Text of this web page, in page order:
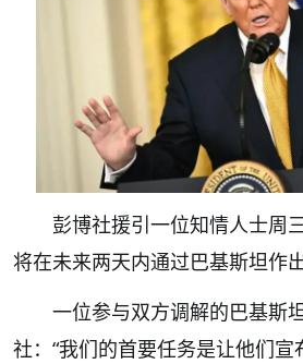
彭博社援引一位知情人士周
将在未来两天内通过巴基斯坦作出
一位参与双方调解的巴基斯
社：“我们的首要任务是让他们